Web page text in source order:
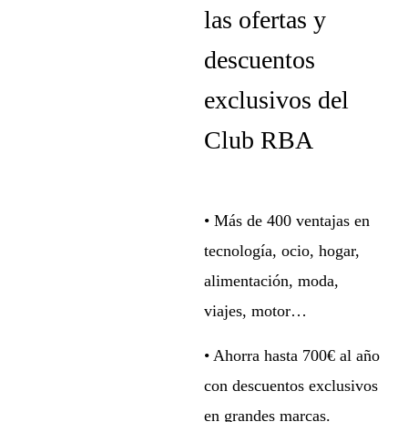
las ofertas y
descuentos
exclusivos del
Club RBA
• Más de 400 ventajas en
tecnología, ocio, hogar,
alimentación, moda,
viajes, motor…
• Ahorra hasta 700€ al año
con descuentos exclusivos
en grandes marcas.